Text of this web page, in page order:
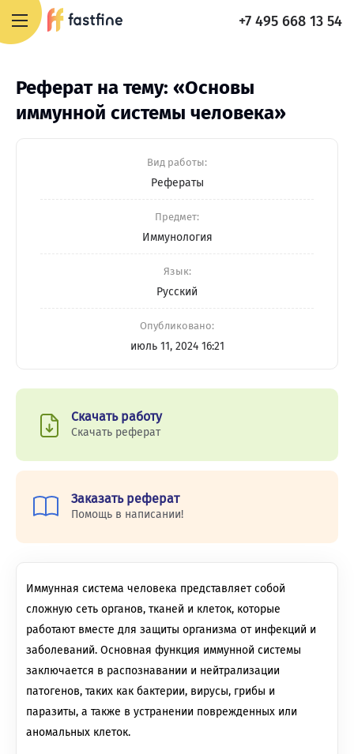
+7 495 668 13 54
Реферат на тему: «Основы
иммунной системы человека»
Вид работы:
Рефераты
Предмет:
Иммунология
Язык:
Русский
Опубликовано:
июль 11, 2024 16:21
Скачать работу
Скачать реферат
Заказать реферат
Помощь в написании!
Иммунная система человека представляет собой
сложную сеть органов, тканей и клеток, которые
работают вместе для защиты организма от инфекций и
заболеваний. Основная функция иммунной системы
заключается в распознавании и нейтрализации
патогенов, таких как бактерии, вирусы, грибы и
паразиты, а также в устранении поврежденных или
аномальных клеток.